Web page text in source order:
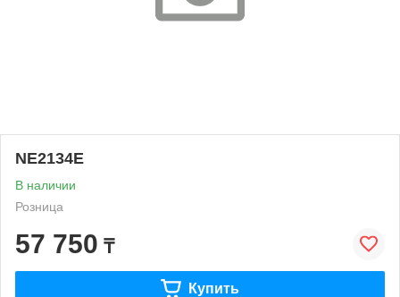
NE2134E
В наличии
Розница
57 750 ₸
Купить